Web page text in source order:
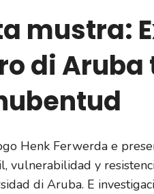
mustra:
di Aruba
Henk Ferwerda e
vulnerabilidad y
di Aruba. E